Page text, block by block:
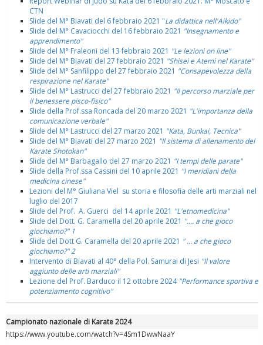
CTN
Slide del M° Biavati del 6 febbraio 2021 "La didattica nell'Aikido"
Slide del M° Cavaciocchi del 16 febbraio 2021 "Insegnamento e
apprendimento"
Slide del M° Fraleoni del 13 febbraio 2021 "Le lezioni on line"
Slide del M° Biavati del 27 febbraio 2021 "Shisei e Atemi nel Karate"
Slide del M° Sanfilippo del 27 febbraio 2021 "Consapevolezza della
respirazione nel Karate"
Slide del M° Lastrucci del 27 febbraio 2021 "Il percorso marziale per
il benessere pisco-fisico"
Slide della Prof.ssa Roncada del 20 marzo 2021 "L'importanza della
comunicazione verbale"
Slide del M° Lastrucci del 27 marzo 2021 "Kata, Bunkai, Tecnica"
Slide del M° Biavati del 27 marzo 2021 "Il sistema di allenamento del
Karate Shotokan"
Slide del M° Barbagallo del 27 marzo 2021 "I tempi delle parate"
Slide della Prof.ssa Cassini del 10 aprile 2021 "I meridiani della
medicina cinese"
Lezioni del M° Giuliana Viel su storia e filosofia delle arti marziali nel
luglio del 2017
Slide del Prof. A. Guerci del 14 aprile 2021 "L'etnomedicina"
Slide del Dott. G. Caramella del 20 aprile 2021 ".... a che gioco
giochiamo?" 1
Slide del Dott G. Caramella del 20 aprile 2021 " ... a che gioco
giochiamo?" 2
Intervento di Biavati al 40° della Pol. Samurai di Jesi "Il valore
aggiunto delle arti marziali"
Lezione del Prof. Barduco il 12 ottobre 2024"Performance sportiva e
potenziamento cognitivo"
Campionato nazionale di Karate 2024
https://www.youtube.com/watch?v=4Sm1DwwNaaY